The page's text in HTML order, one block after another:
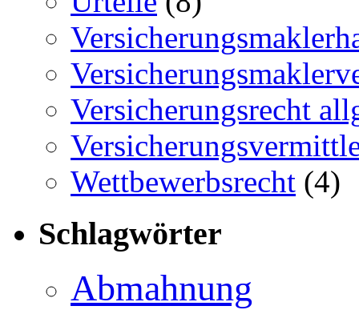
Versicherungsrecht
Wettbewerbsrecht (4)
Schlagwörter
Abmahnung